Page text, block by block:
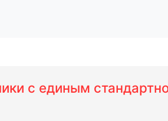
с единым